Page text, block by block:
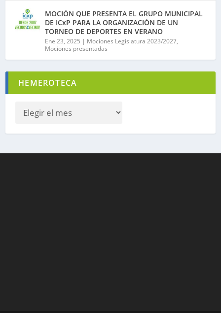
MOCIÓN QUE PRESENTA EL GRUPO MUNICIPAL
DE ICxP PARA LA ORGANIZACIÓN DE UN
TORNEO DE DEPORTES EN VERANO
Ene 23, 2025 | Mociones Legislatura 2023/2027,
Mociones presentadas
HEMEROTECA